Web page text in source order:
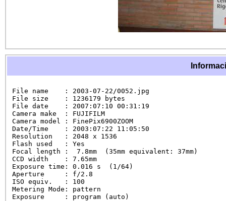
File name    : 2003-07-22/0052.jpg
File size    : 1236179 bytes
File date    : 2007:07:10 00:31:19
Camera make  : FUJIFILM
Camera model : FinePix6900ZOOM
Date/Time    : 2003:07:22 11:05:50
Resolution   : 2048 x 1536
Flash used   : Yes
Focal length :  7.8mm  (35mm equivalent: 37mm)
CCD width    : 7.65mm
Exposure time: 0.016 s  (1/64)
Aperture     : f/2.8
ISO equiv.   : 100
Metering Mode: pattern
Exposure     : program (auto)